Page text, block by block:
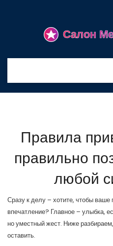
Правила
правильно
любой
Сразу к делу – хотите, чтобы
впечатление? Главное – улыбка,
но уместный жест. Ниже
оставить.